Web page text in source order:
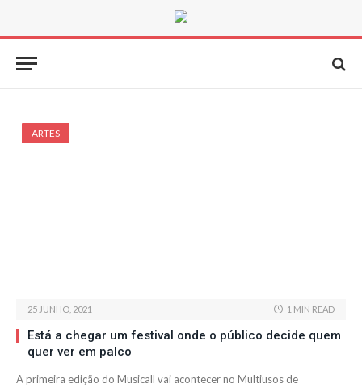
ARTES
25 JUNHO, 2021 1 MIN READ
Está a chegar um festival onde o público decide quem
quer ver em palco
A primeira edição do Musicall vai acontecer no Multiusos de